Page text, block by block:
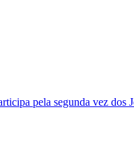
pela segunda vez